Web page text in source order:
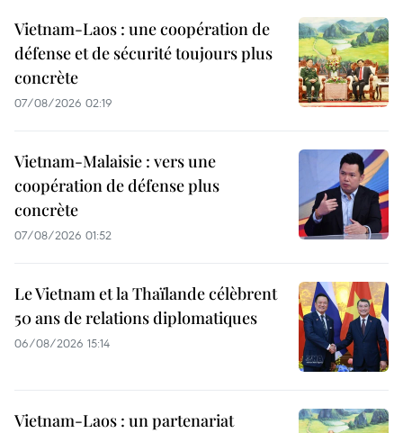
Vietnam-Laos : une coopération de
défense et de sécurité toujours plus
concrète
07/08/2026 02:19
Vietnam-Malaisie : vers une
coopération de défense plus
concrète
07/08/2026 01:52
Le Vietnam et la Thaïlande célèbrent
50 ans de relations diplomatiques
06/08/2026 15:14
Vietnam-Laos : un partenariat